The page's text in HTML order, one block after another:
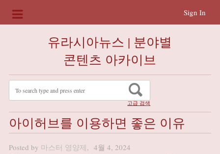
Sign In
유라시아뉴스 | 분야별
콘텐츠 아카이브
고급 검색
아이허브를 이용하면 좋은 이유
Posted by 마스터 영양제, 4월 4, 2024